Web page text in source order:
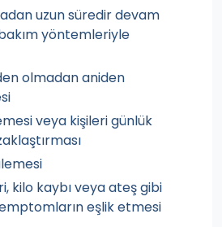
uzun süredir devam
yöntemleriyle
olmadan aniden
veya kişileri günlük
kilo kaybı veya ateş gibi
eşlik etmesi